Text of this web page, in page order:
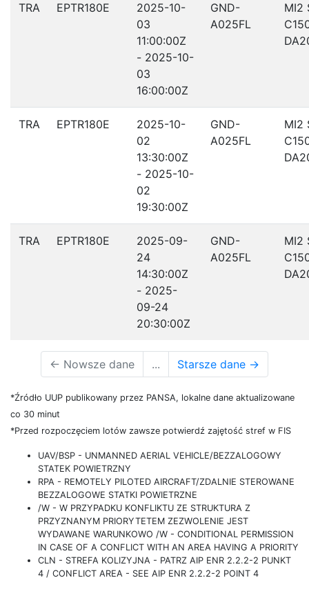
TRA EPTR180E
2025-10-
03
11:00:00Z
- 2025-10-
03
16:00:00Z
GND-
A025FL
MI2
TRA EPTR180E
2025-10-
02
13:30:00Z
- 2025-10-
02
19:30:00Z
GND-
A025FL
MI2
TRA EPTR180E
2025-09-
24
14:30:00Z
- 2025-
09-24
20:30:00Z
GND-
A025FL
MI2
← Nowsze dane ... Starsze dane →
*Źródło UUP publikowany przez PANSA, lokalne dane aktualizowane
co 30 minut
*Przed rozpoczęciem lotów zawsze potwierdź zajętość stref w FIS
UAV/BSP - UNMANNED AERIAL VEHICLE/BEZZALOGOWY
STATEK POWIETRZNY
RPA - REMOTELY PILOTED AIRCRAFT/ZDALNIE STEROWANE
BEZZALOGOWE STATKI POWIETRZNE
/W - W PRZYPADKU KONFLIKTU ZE STRUKTURA Z
PRZYZNANYM PRIORYTETEM ZEZWOLENIE JEST
WYDAWANE WARUNKOWO /W - CONDITIONAL PERMISSION
IN CASE OF A CONFLICT WITH AN AREA HAVING A PRIORITY
CLN - STREFA KOLIZYJNA - PATRZ AIP ENR 2.2.2-2 PUNKT
4 / CONFLICT AREA - SEE AIP ENR 2.2.2-2 POINT 4